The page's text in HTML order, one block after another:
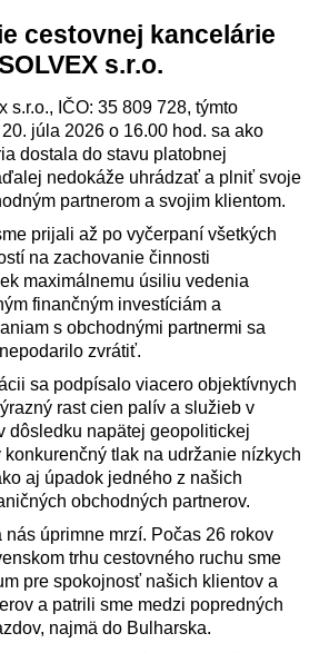
cestovnej kancelárie
s.r.o.
s.r.o., IČO: 35 809 728, týmto
júla 2026 o 16.00 hod. sa ako
dostala do stavu platobnej
nedokáže uhrádzať a plniť svoje
partnerom a svojim klientom.
prijali až po vyčerpaní všetkých
na zachovanie činnosti
maximálnemu úsiliu vedenia
finančným investíciám a
s obchodnými partnermi sa
zvrátiť.
sa podpísalo viacero objektívnych
rast cien palív a služieb v
dôsledku napätej geopolitickej
tlak na udržanie nízkych
aj úpadok jedného z našich
obchodných partnerov.
úprimne mrzí. Počas 26 rokov
trhu cestovného ruchu sme
pre spokojnosť našich klientov a
a patrili sme medzi popredných
najmä do Bulharska.